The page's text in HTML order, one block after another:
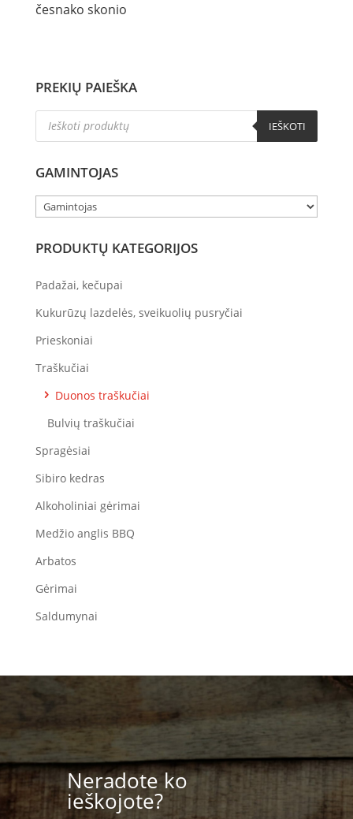
česnako skonio
PREKIŲ PAIEŠKA
Products
IEŠKOTI
GAMINTOJAS
PRODUKTŲ KATEGORIJOS
Padažai, kečupai
Kukurūzų lazdelės, sveikuolių pusryčiai
Prieskoniai
Traškučiai
Duonos traškučiai
Bulvių traškučiai
Spragėsiai
Sibiro kedras
Alkoholiniai gėrimai
Medžio anglis BBQ
Arbatos
Gėrimai
Saldumynai
Neradote ko
ieškojote?